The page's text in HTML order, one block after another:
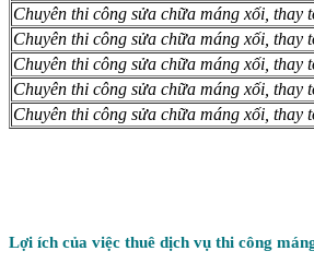
Chuyên thi công sửa chữa máng xối, thay
Chuyên thi công sửa chữa máng xối, thay
Chuyên thi công sửa chữa máng xối, thay
Chuyên thi công sửa chữa máng xối, thay
Chuyên thi công sửa chữa máng xối, thay
Lợi ích của việc thuê dịch vụ thi công